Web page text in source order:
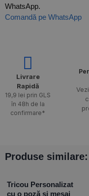
WhatsApp.
Comandă pe WhatsApp
Livrare
Rapidă​
19,9 lei prin GLS
în 48h de la
confirmare*
Produse similare:
Tricou Personalizat
cu o poză și mesaj